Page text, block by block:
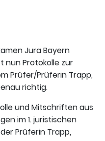
Jura Bayern
nun Protokolle zur
Prüfer/Prüferin Trapp,
richtig.
und Mitschriften aus
im 1. juristischen
Prüferin Trapp,